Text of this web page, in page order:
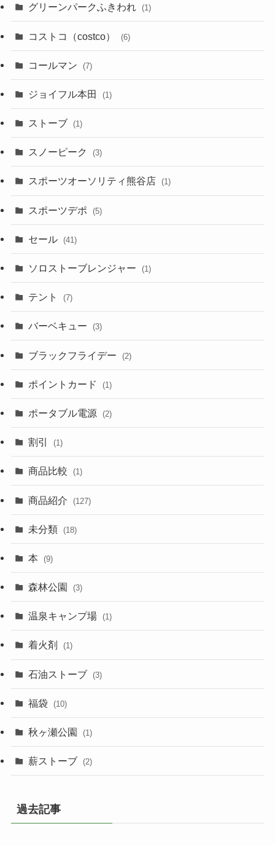
グリーンパークふきわれ (1)
コストコ（costco） (6)
コールマン (7)
ジョイフル本田 (1)
ストーブ (1)
スノーピーク (3)
スポーツオーソリティ熊谷店 (1)
スポーツデポ (5)
セール (41)
ソロストーブレンジャー (1)
テント (7)
バーベキュー (3)
ブラックフライデー (2)
ポイントカード (1)
ポータブル電源 (2)
割引 (1)
商品比較 (1)
商品紹介 (127)
未分類 (18)
本 (9)
森林公園 (3)
温泉キャンプ場 (1)
着火剤 (1)
石油ストーブ (3)
福袋 (10)
秋ヶ瀬公園 (1)
薪ストーブ (2)
過去記事